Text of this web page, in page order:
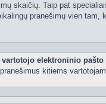
skaičių. Taip pat
pranešimų vien
elektroninio
kitiems